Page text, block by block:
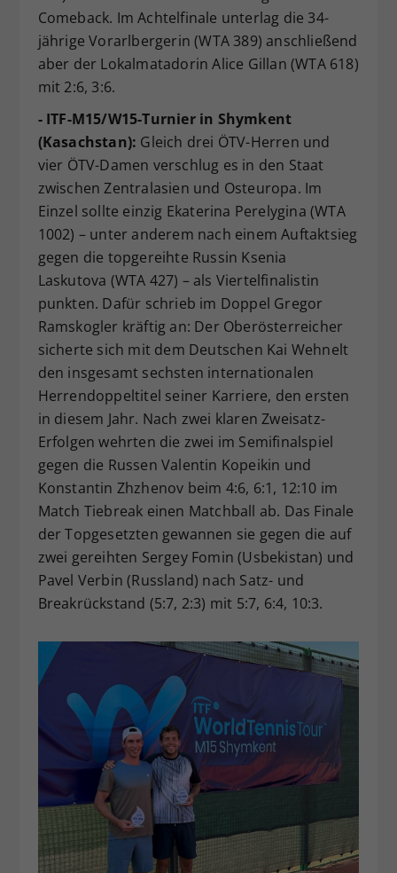
Comeback. Im Achtelfinale unterlag die 34-
jährige Vorarlbergerin (WTA 389) anschließend
aber der Lokalmatadorin Alice Gillan (WTA 618)
mit 2:6, 3:6.
- ITF-M15/W15-Turnier in Shymkent
(Kasachstan): Gleich drei ÖTV-Herren und
vier ÖTV-Damen verschlug es in den Staat
zwischen Zentralasien und Osteuropa. Im
Einzel sollte einzig Ekaterina Perelygina (WTA
1002) – unter anderem nach einem Auftaktsieg
gegen die topgereihte Russin Ksenia
Laskutova (WTA 427) – als Viertelfinalistin
punkten. Dafür schrieb im Doppel Gregor
Ramskogler kräftig an: Der Oberösterreicher
sicherte sich mit dem Deutschen Kai Wehnelt
den insgesamt sechsten internationalen
Herrendoppeltitel seiner Karriere, den ersten
in diesem Jahr. Nach zwei klaren Zweisatz-
Erfolgen wehrten die zwei im Semifinalspiel
gegen die Russen Valentin Kopeikin und
Konstantin Zhzhenov beim 4:6, 6:1, 12:10 im
Match Tiebreak einen Matchball ab. Das Finale
der Topgesetzten gewannen sie gegen die auf
zwei gereihten Sergey Fomin (Usbekistan) und
Pavel Verbin (Russland) nach Satz- und
Breakrückstand (5:7, 2:3) mit 5:7, 6:4, 10:3.